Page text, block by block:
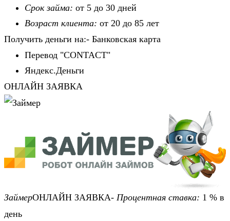
Срок займа: от 5 до 30 дней
Возраст клиента: от 20 до 85 лет
Получить деньги на:- Банковская карта
Перевод "CONTACT"
Яндекс.Деньги
ОНЛАЙН ЗАЯВКА
ЗаймерОНЛАЙН ЗАЯВКА- Процентная ставка: 1 % в
день